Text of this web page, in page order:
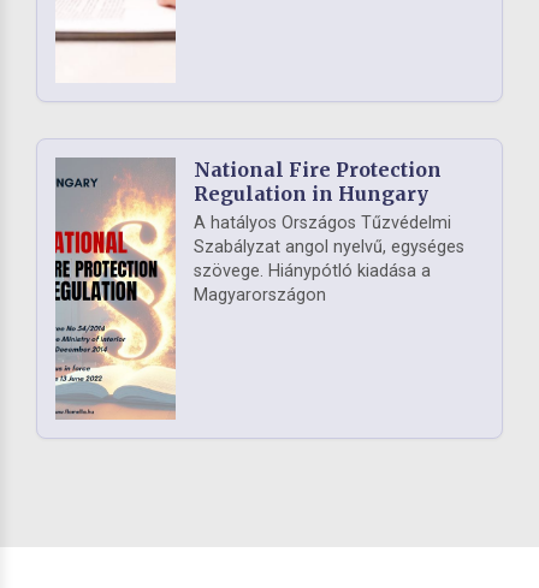
National Fire Protection
Regulation in Hungary
A hatályos Országos Tűzvédelmi
Szabályzat angol nyelvű, egységes
szövege. Hiánypótló kiadása a
Magyarországon